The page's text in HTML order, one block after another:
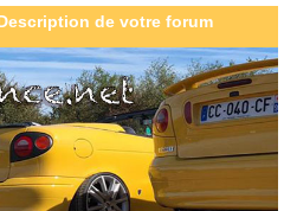
de votre forum